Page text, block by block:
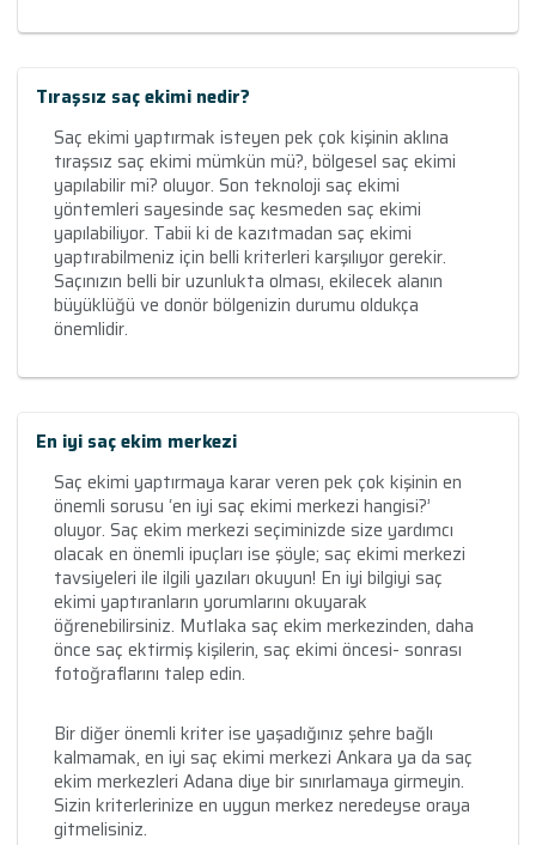
Tıraşsız saç ekimi nedir?
Saç ekimi yaptırmak isteyen pek çok kişinin aklına
tıraşsız saç ekimi mümkün mü?, bölgesel saç ekimi
yapılabilir mi? oluyor. Son teknoloji saç ekimi
yöntemleri sayesinde saç kesmeden saç ekimi
yapılabiliyor. Tabii ki de kazıtmadan saç ekimi
yaptırabilmeniz için belli kriterleri karşılıyor gerekir.
Saçınızın belli bir uzunlukta olması, ekilecek alanın
büyüklüğü ve donör bölgenizin durumu oldukça
önemlidir.
En iyi saç ekim merkezi
Saç ekimi yaptırmaya karar veren pek çok kişinin en
önemli sorusu ‘en iyi saç ekimi merkezi hangisi?’
oluyor. Saç ekim merkezi seçiminizde size yardımcı
olacak en önemli ipuçları ise şöyle; saç ekimi merkezi
tavsiyeleri ile ilgili yazıları okuyun! En iyi bilgiyi saç
ekimi yaptıranların yorumlarını okuyarak
öğrenebilirsiniz. Mutlaka saç ekim merkezinden, daha
önce saç ektirmiş kişilerin, saç ekimi öncesi- sonrası
fotoğraflarını talep edin.
Bir diğer önemli kriter ise yaşadığınız şehre bağlı
kalmamak, en iyi saç ekimi merkezi Ankara ya da saç
ekim merkezleri Adana diye bir sınırlamaya girmeyin.
Sizin kriterlerinize en uygun merkez neredeyse oraya
gitmelisiniz.